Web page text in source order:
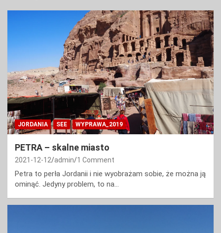
JORDANIA SEE WYPRAWA_2019
PETRA – skalne miasto
2021-12-12 admin 1 Comment
Petra to perła Jordanii i nie wyobrażam sobie, że można ją
ominąć. Jedyny problem, to na…